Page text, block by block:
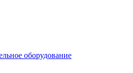
оборудование